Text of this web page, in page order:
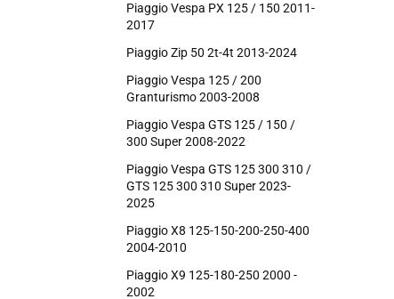
Piaggio Vespa PX 125 / 150 2011-
2017
Piaggio Zip 50 2t-4t 2013-2024
Piaggio Vespa 125 / 200
Granturismo 2003-2008
Piaggio Vespa GTS 125 / 150 /
300 Super 2008-2022
Piaggio Vespa GTS 125 300 310 /
GTS 125 300 310 Super 2023-
2025
Piaggio X8 125-150-200-250-400
2004-2010
Piaggio X9 125-180-250 2000 -
2002